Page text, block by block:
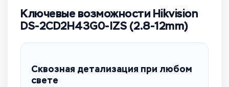
Ключевые возможности Hikvision
DS-2CD2H43G0-IZS (2.8-12mm)
Сквозная детализация при любом
свете